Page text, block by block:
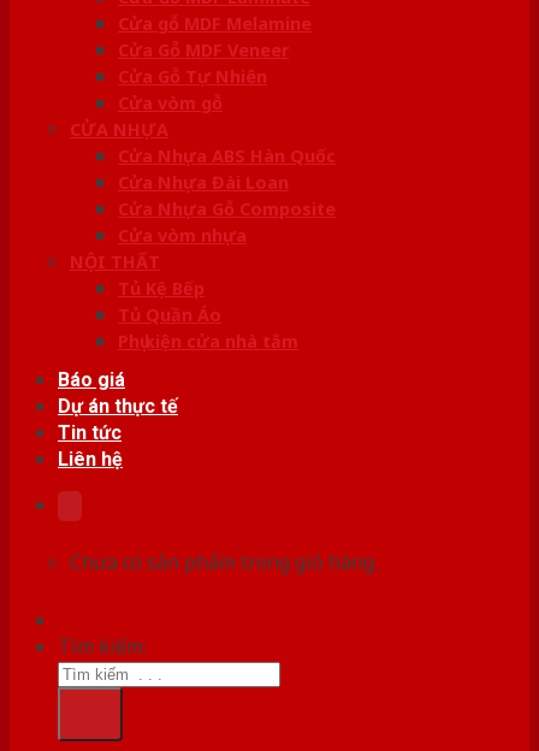
Cửa gỗ MDF Melamine
Cửa Gỗ MDF Veneer
Cửa Gỗ Tự Nhiên
Cửa vòm gỗ
CỬA NHỰA
Cửa Nhựa ABS Hàn Quốc
Cửa Nhựa Đài Loan
Cửa Nhựa Gỗ Composite
Cửa vòm nhựa
NỘI THẤT
Tủ Kệ Bếp
Tủ Quần Áo
Phụ kiện cửa nhà tắm
Báo giá
Dự án thực tế
Tin tức
Liên hệ
Chưa có sản phẩm trong giỏ hàng.
Tìm kiếm: